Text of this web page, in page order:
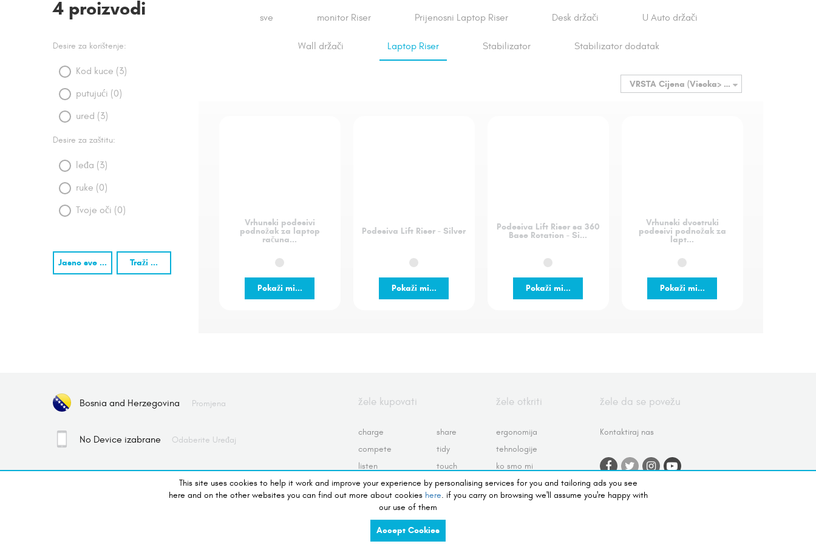
4 proizvodi
Desire za korištenje:
Kod kuce (3)
putujući (0)
ured (3)
Desire za zaštitu:
leđa (3)
ruke (0)
Tvoje oči (0)
Jasno sve ... Traži ...
sve monitor Riser Prijenosni Laptop Riser Desk držači U Auto držači
Wall držači Laptop Riser Stabilizator Stabilizator dodatak
VRSTA Cijena (Visoka> Niska)
Vrhunski podesivi
podnožak za laptop
računa...
Pokaži mi...
Podesiva Lift Riser - Silver
Pokaži mi...
Podesiva Lift Riser sa 360
Base Rotation - Si...
Pokaži mi...
Vrhunski dvostruki
podesivi podnožak za
lapt...
Pokaži mi...
This site uses cookies to help it work and improve your experience by personalising services for you and tailoring ads you see
here and on the other websites you can find out more about cookies here. if you carry on browsing we'll assume you're happy with
our use of them
Accept Cookies
žele kupovati
charge
compete
listen
preserve
see
share
tidy
touch
view
žele otkriti
ergonomija
tehnologije
ko smo mi
uslovi korištenja
vraćanje i povratna
žele da se povežu
Kontaktiraj nas
Bosnia and Herzegovina Promjena
No Device izabrane Odaberite Uređaj